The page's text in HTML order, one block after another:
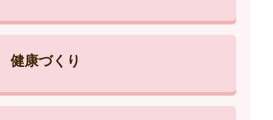
健康づくり